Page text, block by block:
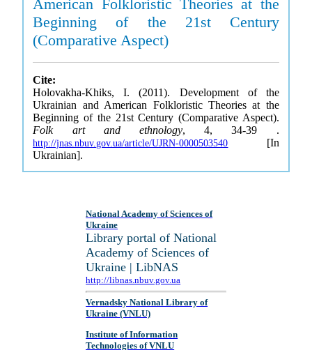
American Folkloristic Theories at the
Beginning of the 21st Century
(Comparative Aspect)
Cite:
Holovakha-Khiks, I. (2011). Development of the
Ukrainian and American Folkloristic Theories at the
Beginning of the 21st Century (Comparative Aspect).
Folk art and ethnology, 4, 34-39 .
http://jnas.nbuv.gov.ua/article/UJRN-0000503540 [In
Ukrainian].
National Academy of Sciences of
Ukraine
Library portal of National
Academy of Sciences of
Ukraine | LibNAS
http://libnas.nbuv.gov.ua
Vernadsky National Library of
Ukraine (VNLU)
Institute of Information
Technologies of VNLU